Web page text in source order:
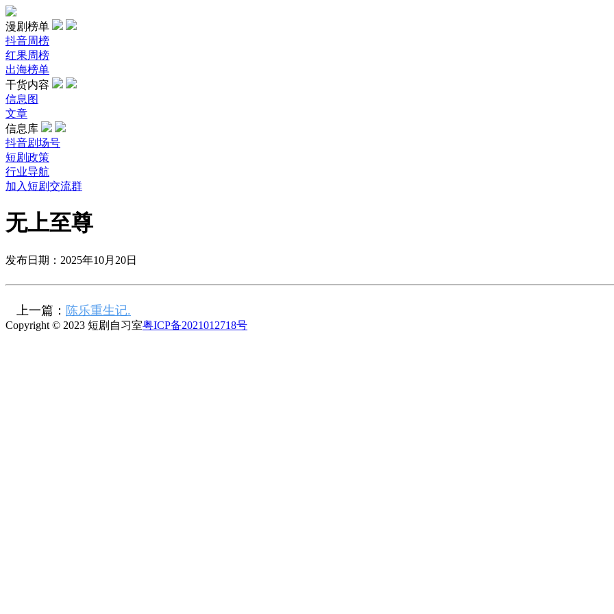
漫剧榜单
抖音周榜
红果周榜
出海榜单
干货内容
信息图
文章
信息库
抖音剧场号
短剧政策
行业导航
加入短剧交流群
无上至尊
发布日期：2025年10月20日
上一篇： 陈乐重生记.
Copyright © 2023 短剧自习室粤ICP备2021012718号